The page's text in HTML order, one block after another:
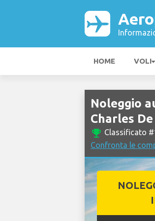
HOME VOLI
Noleggio
Charles
emoji_events Classificato
Confronta le